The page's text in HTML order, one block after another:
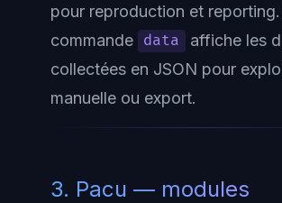
pour reproduction et
commande data
affiche les
collectées en JSON pour
manuelle ou export.
3. Pacu — modules